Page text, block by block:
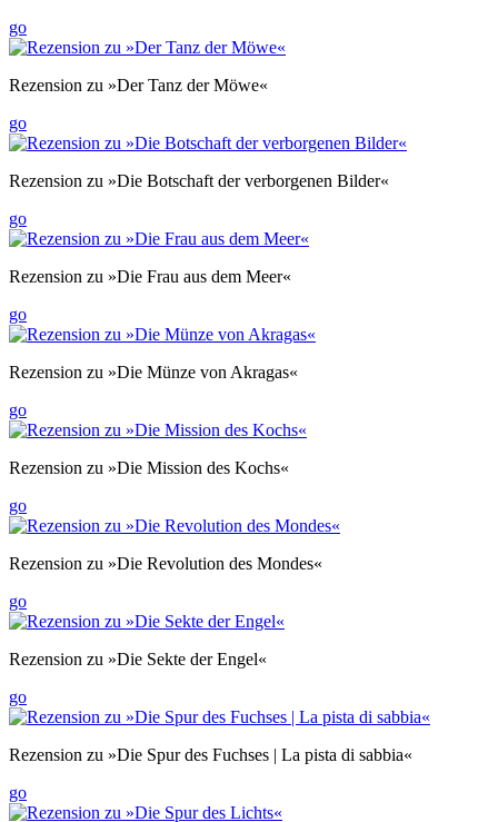
go
Rezension zu »Der Tanz der Möwe«
go
Rezension zu »Die Botschaft der verborgenen Bilder«
go
Rezension zu »Die Frau aus dem Meer«
go
Rezension zu »Die Münze von Akragas«
go
Rezension zu »Die Mission des Kochs«
go
Rezension zu »Die Revolution des Mondes«
go
Rezension zu »Die Sekte der Engel«
go
Rezension zu »Die Spur des Fuchses | La pista di sabbia«
go